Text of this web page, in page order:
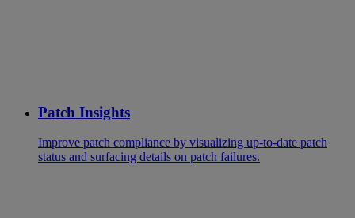
Patch Insights
Improve patch compliance by visualizing up-to-date patch
status and surfacing details on patch failures.